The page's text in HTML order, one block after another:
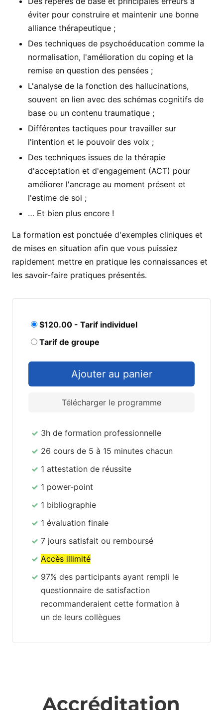
éviter pour construire et maintenir une bonne
alliance thérapeutique ;
Des techniques de psychoéducation comme la
normalisation, l'amélioration du coping et la
remise en question des pensées ;
L'analyse de la fonction des hallucinations,
souvent en lien avec des schémas cognitifs de
base ou un contenu traumatique ;
Différentes tactiques pour travailler sur
l'intention et le pouvoir des voix ;
Des techniques issues de la thérapie
d'acceptation et d'engagement (ACT) pour
améliorer l'ancrage au moment présent et
l'estime de soi ;
… Et bien plus encore !
La formation est ponctuée d'exemples cliniques et
de mises en situation afin que vous puissiez
rapidement mettre en pratique les connaissances et
les savoir-faire pratiques présentés.
$120.00 - Tarif individuel
Tarif de groupe
Télécharger le programme
3h de formation professionnelle
26 cours de 5 à 15 minutes chacun
1 attestation de réussite
1 power-point
1 bibliographie
1 évaluation finale
7 jours satisfait ou remboursé
Accès illimité
97% des participants ayant rempli le
questionnaire de satisfaction
recommanderaient cette formation à
un de leurs collègues
Accréditation